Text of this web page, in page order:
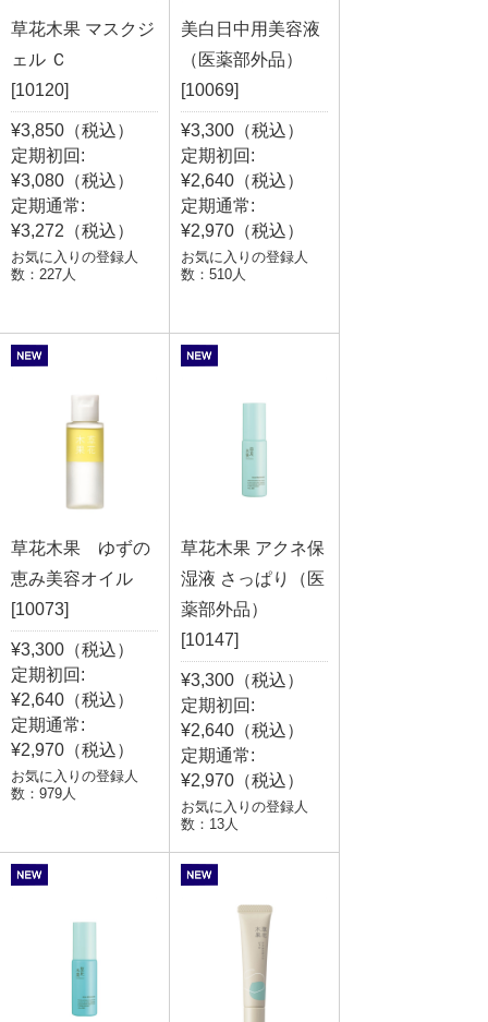
草花木果 マスクジ
ェル Ｃ
[10120]
¥3,850（税込）
定期初回:
¥3,080（税込）
定期通常:
¥3,272（税込）
お気に入りの登録人
数：227人
美白日中用美容液
（医薬部外品）
[10069]
¥3,300（税込）
定期初回:
¥2,640（税込）
定期通常:
¥2,970（税込）
お気に入りの登録人
数：510人
草花木果 ゆずの
恵み美容オイル
[10073]
¥3,300（税込）
定期初回:
¥2,640（税込）
定期通常:
¥2,970（税込）
お気に入りの登録人
数：979人
草花木果 アクネ保
湿液 さっぱり（医
薬部外品）
[10147]
¥3,300（税込）
定期初回:
¥2,640（税込）
定期通常:
¥2,970（税込）
お気に入りの登録人
数：13人